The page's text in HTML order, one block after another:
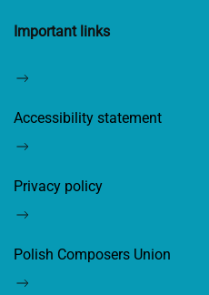
Important links
Accessibility statement
Privacy policy
Polish Composers Union